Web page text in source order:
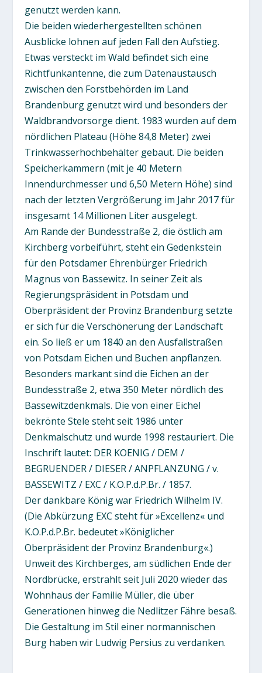
genutzt werden kann.
Die beiden wiederhergestellten schönen
Ausblicke lohnen auf jeden Fall den Aufstieg.
Etwas versteckt im Wald befindet sich eine
Richtfunkantenne, die zum Datenaustausch
zwischen den Forstbehörden im Land
Brandenburg genutzt wird und besonders der
Waldbrandvorsorge dient. 1983 wurden auf dem
nördlichen Plateau (Höhe 84,8 Meter) zwei
Trinkwasserhochbehälter gebaut. Die beiden
Speicherkammern (mit je 40 Metern
Innendurchmesser und 6,50 Metern Höhe) sind
nach der letzten Vergrößerung im Jahr 2017 für
insgesamt 14 Millionen Liter ausgelegt.
Am Rande der Bundesstraße 2, die östlich am
Kirchberg vorbeiführt, steht ein Gedenkstein
für den Potsdamer Ehrenbürger Friedrich
Magnus von Bassewitz. In seiner Zeit als
Regierungspräsident in Potsdam und
Oberpräsident der Provinz Brandenburg setzte
er sich für die Verschönerung der Landschaft
ein. So ließ er um 1840 an den Ausfallstraßen
von Potsdam Eichen und Buchen anpflanzen.
Besonders markant sind die Eichen an der
Bundesstraße 2, etwa 350 Meter nördlich des
Bassewitzdenkmals. Die von einer Eichel
bekrönte Stele steht seit 1986 unter
Denkmalschutz und wurde 1998 restauriert. Die
Inschrift lautet: DER KOENIG / DEM /
BEGRUENDER / DIESER / ANPFLANZUNG / v.
BASSEWITZ / EXC / K.O.P.d.P.Br. / 1857.
Der dankbare König war Friedrich Wilhelm IV.
(Die Abkürzung EXC steht für »Excellenz« und
K.O.P.d.P.Br. bedeutet »Königlicher
Oberpräsident der Provinz Brandenburg«.)
Unweit des Kirchberges, am südlichen Ende der
Nordbrücke, erstrahlt seit Juli 2020 wieder das
Wohnhaus der Familie Müller, die über
Generationen hinweg die Nedlitzer Fähre besaß.
Die Gestaltung im Stil einer normannischen
Burg haben wir Ludwig Persius zu verdanken.